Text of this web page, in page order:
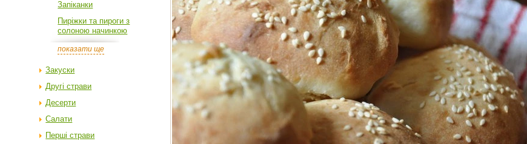
Запіканки
Пиріжки та пироги з
солоною начинкою
показати ще
Закуски
Другі страви
Десерти
Салати
Перші страви